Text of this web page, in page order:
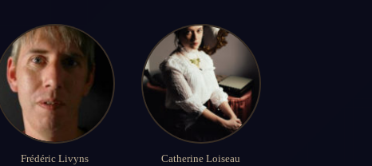
Frédéric Livyns Catherine Loiseau